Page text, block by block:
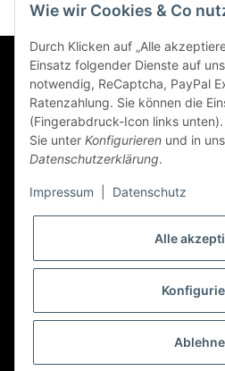
Informationen
Gesetzliche Informationen
Zahlungsarten
* Alle Preise inkl. gesetzlicher
Wie wir Cookies & Co
Durch Klicken auf „Alle
Einsatz folgender Dienste auf
notwendig, ReCaptcha, PayPal
Ratenzahlung. Sie können die
(Fingerabdruck-Icon links
Sie unter Konfigurieren und in
Datenschutzerklärung.
Impressum Datenschutz
Alle